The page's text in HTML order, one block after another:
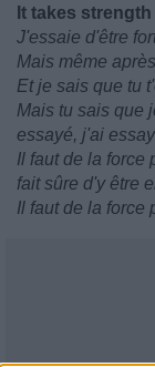
It takes
J'essaie d'être
Mais même
Et je sais que tu
Mais tu sais que
essayé, j'ai
Il faut de la force
fait sûre d'y être
Il faut de la force